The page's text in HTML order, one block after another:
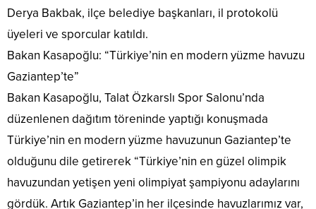
Derya Bakbak, ilçe belediye başkanları, il protokolü
üyeleri ve sporcular katıldı.
Bakan Kasapoğlu: “Türkiye’nin en modern yüzme havuzu
Gaziantep’te”
Bakan Kasapoğlu, Talat Özkarslı Spor Salonu’nda
düzenlenen dağıtım töreninde yaptığı konuşmada
Türkiye’nin en modern yüzme havuzunun Gaziantep’te
olduğunu dile getirerek “Türkiye’nin en güzel olimpik
havuzundan yetişen yeni olimpiyat şampiyonu adaylarını
gördük. Artık Gaziantep’in her ilçesinde havuzlarımız var,